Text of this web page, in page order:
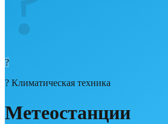
?️
?️ Климатическая техника
Метеостанции